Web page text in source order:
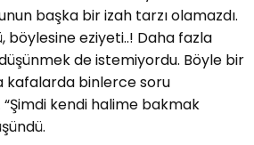
başka bir izah tarzı olamazdı.
böylesine eziyeti..! Daha fazla
de istemiyordu. Böyle bir
kafalarda binlerce soru
kendi halime bakmak